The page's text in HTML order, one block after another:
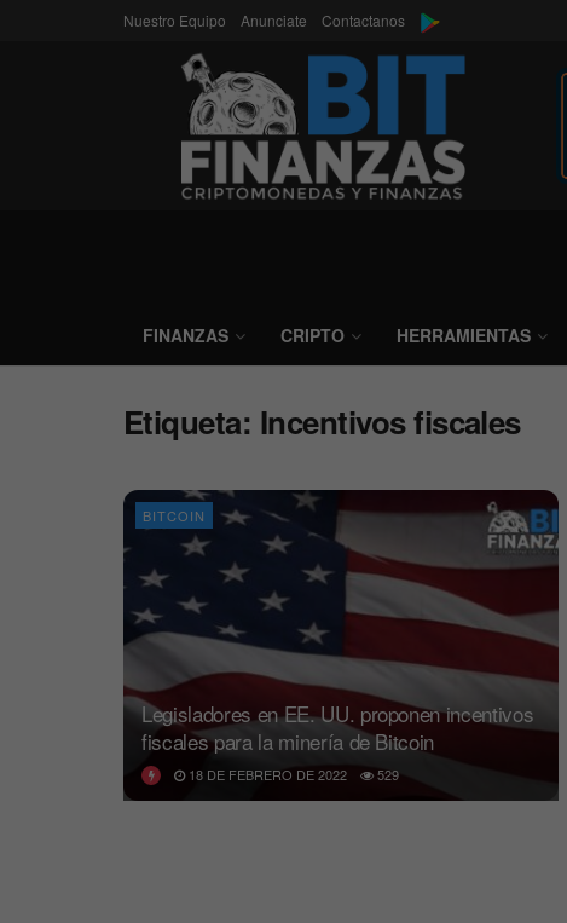
Nuestro Equipo Anunciate Contactanos
FINANZAS CRIPTO HERRAMIENTAS
Etiqueta: Incentivos fiscales
BITCOIN
Legisladores en EE. UU. proponen incentivos
fiscales para la minería de Bitcoin
18 DE FEBRERO DE 2022 529